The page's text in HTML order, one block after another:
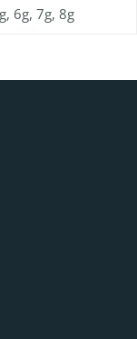
6g, 7g, 8g